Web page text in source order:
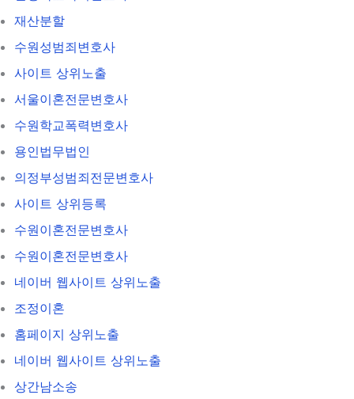
재산분할
수원성범죄변호사
사이트 상위노출
서울이혼전문변호사
수원학교폭력변호사
용인법무법인
의정부성범죄전문변호사
사이트 상위등록
수원이혼전문변호사
수원이혼전문변호사
네이버 웹사이트 상위노출
조정이혼
홈페이지 상위노출
네이버 웹사이트 상위노출
상간남소송